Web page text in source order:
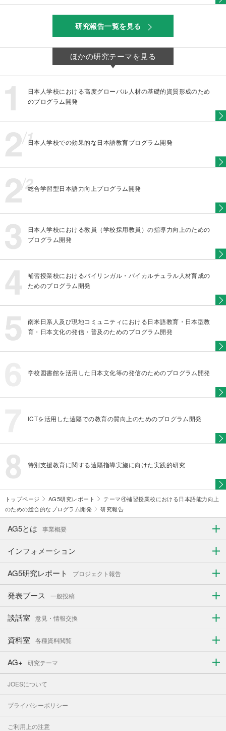
研究報告一覧を見る
ほかの研究テーマを見る
日本人学校における高度グローバル人材の基礎的資質形成のため
のプログラム開発
日本人学校での効果的な日本語教育プログラム開発
総合学習型日本語力向上プログラム開発
日本人学校における教員（学校採用教員）の指導力向上のための
プログラム開発
補習授業校におけるバイリンガル・バイカルチュラル人材育成の
ためのプログラム開発
南米日系人及び現地コミュニティにおける日本語教育・日本型教
育・日本文化の発信・普及のためのプログラム開発
学校図書館を活用した日本文化等の発信のためのプログラム開発
ICTを活用した遠隔での教育の質向上のためのプログラム開発
特別支援教育に関する遠隔指導実施に向けた実践的研究
トップページ AG5研究レポート
テーマ④補習授業校における日本語能力向上
のための総合的なプログラム開発
研究報告
AG5とは 事業概要
インフォメーション
AG5研究レポート プロジェクト報告
発表ブース 一般投稿
談話室 意見・情報交換
資料室 各種資料閲覧
AG+ 研究テーマ
JOESについて
プライバシーポリシー
ご利用上の注意